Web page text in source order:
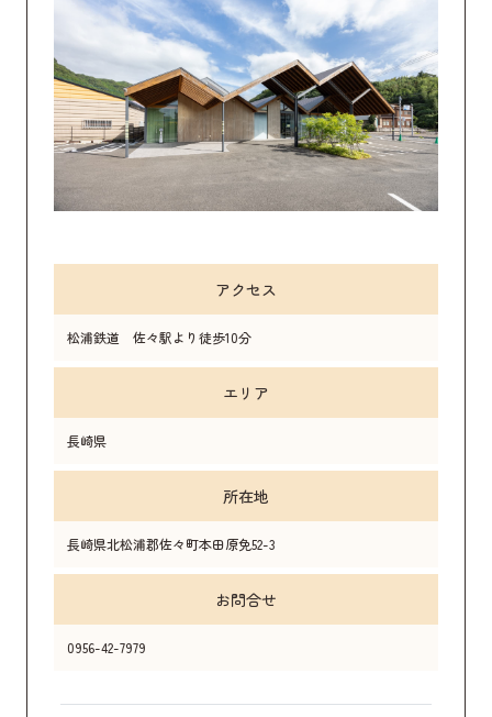
アクセス
松浦鉄道 佐々駅より徒歩10分
エリア
長崎県
所在地
長崎県北松浦郡佐々町本田原免52-3
お問合せ
0956-42-7979